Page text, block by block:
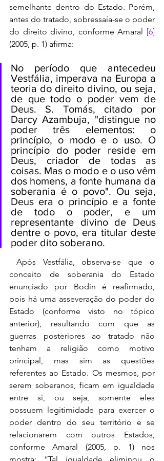
semelhante dentro do Estado. Porém,
antes do tratado, sobressaía-se o poder
do direito divino, conforme Amaral [6]
(2005, p. 1) afirma:
No período que antecedeu
Vestfália, imperava na Europa a
teoria do direito divino, ou seja,
de que todo o poder vem de
Deus. S. Tomás, citado por
Darcy Azambuja, "distingue no
poder três elementos: o
princípio, o modo e o uso. O
princípio do poder reside em
Deus, criador de todas as
coisas. Mas o modo e o uso vêm
dos homens, a fonte humana da
soberania é o povo". Ou seja,
Deus era o princípio e a fonte
de todo o poder, e um
representante divino de Deus
dentre o povo, era titular deste
poder dito soberano.
conceito de soberania do Estado
enunciado por Bodin é reafirmado,
pois há uma asseveração do poder do
Estado (conforme visto no tópico
anterior), resultando com que as
guerras posteriores ao tratado não
tenham a religião como motivo
principal, mas sim as questões
referentes ao Estado. Os mesmos, por
serem soberanos, ficam em igualdade
entre si, ou seja, somente eles
possuem legitimidade para exercer o
poder dentro do seu território e se
relacionarem com outros Estados,
conforme Amaral (2005, p. 1) nos